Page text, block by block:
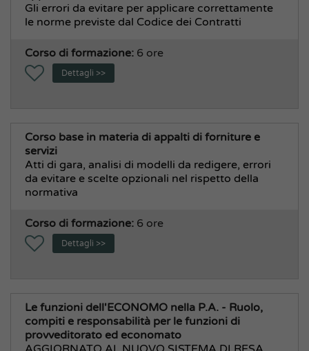
Gli errori da evitare per applicare correttamente
le norme previste dal Codice dei Contratti
Corso di formazione: 6 ore
Dettagli >>
Corso base in materia di appalti di forniture e
servizi
Atti di gara, analisi di modelli da redigere, errori
da evitare e scelte opzionali nel rispetto della
normativa
Corso di formazione: 6 ore
Dettagli >>
Le funzioni dell'ECONOMO nella P.A. - Ruolo,
compiti e responsabilità per le funzioni di
provveditorato ed economato